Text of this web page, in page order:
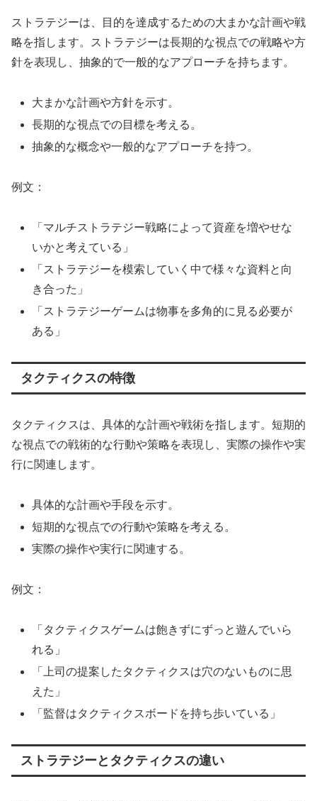
ストラテジーは、目的を達成するための大まかな計画や戦
略を指します。ストラテジーは長期的な視点での戦略や方
針を表現し、抽象的で一般的なアプローチを持ちます。
大まかな計画や方針を示す。
長期的な視点での目標を考える。
抽象的な概念や一般的なアプローチを持つ。
例文：
「マルチストラテジー戦略によって資産を増やせな
いかと考えている」
「ストラテジーを模索していく中で様々な資料と向
き合った」
「ストラテジーゲームは物事を多角的に見る必要が
ある」
タクティクスの特徴
タクティクスは、具体的な計画や戦術を指します。短期的
な視点での戦術的な行動や策略を表現し、実際の操作や実
行に関連します。
具体的な計画や手段を示す。
短期的な視点での行動や策略を考える。
実際の操作や実行に関連する。
例文：
「タクティクスゲームは飽きずにずっと遊んでいら
れる」
「上司の提案したタクティクスは穴のないものに思
えた」
「監督はタクティクスボードを持ち歩いている」
ストラテジーとタクティクスの違い